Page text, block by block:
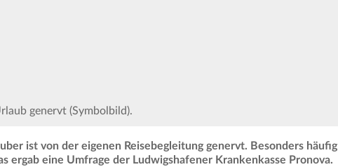
genervt (Symbolbild).
ist von der eigenen Reisebegleitung genervt. Besonders häufig
ergab eine Umfrage der Ludwigshafener Krankenkasse Pronova.